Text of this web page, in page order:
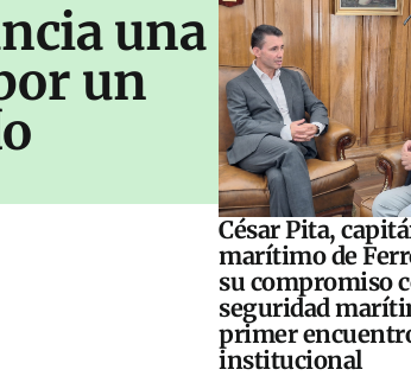
una
un
César Pita,
marítimo de
su compromiso
seguridad
primer
institucional